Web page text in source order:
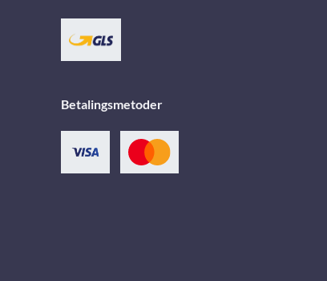
Betalingsmetoder